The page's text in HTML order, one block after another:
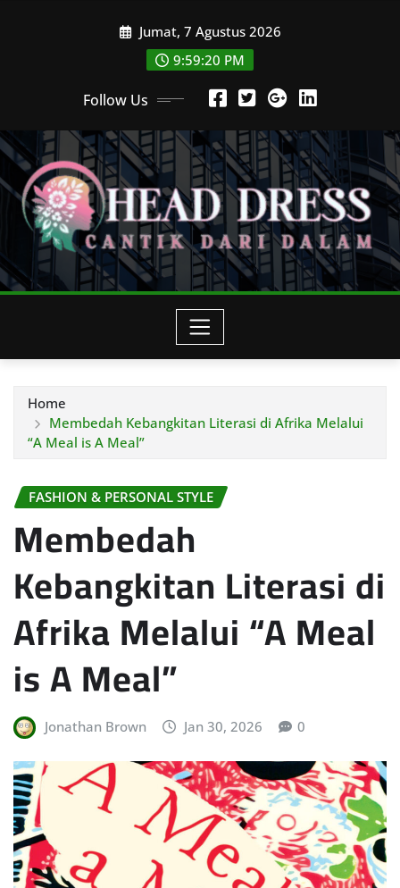
Jumat, 7 Agustus 2026
9:59:22 PM
Follow Us
Home
Membedah Kebangkitan Literasi di Afrika Melalui
“A Meal is A Meal”
FASHION & PERSONAL STYLE
Membedah
Kebangkitan Literasi di
Afrika Melalui “A Meal
is A Meal”
Jonathan Brown Jan 30, 2026 0